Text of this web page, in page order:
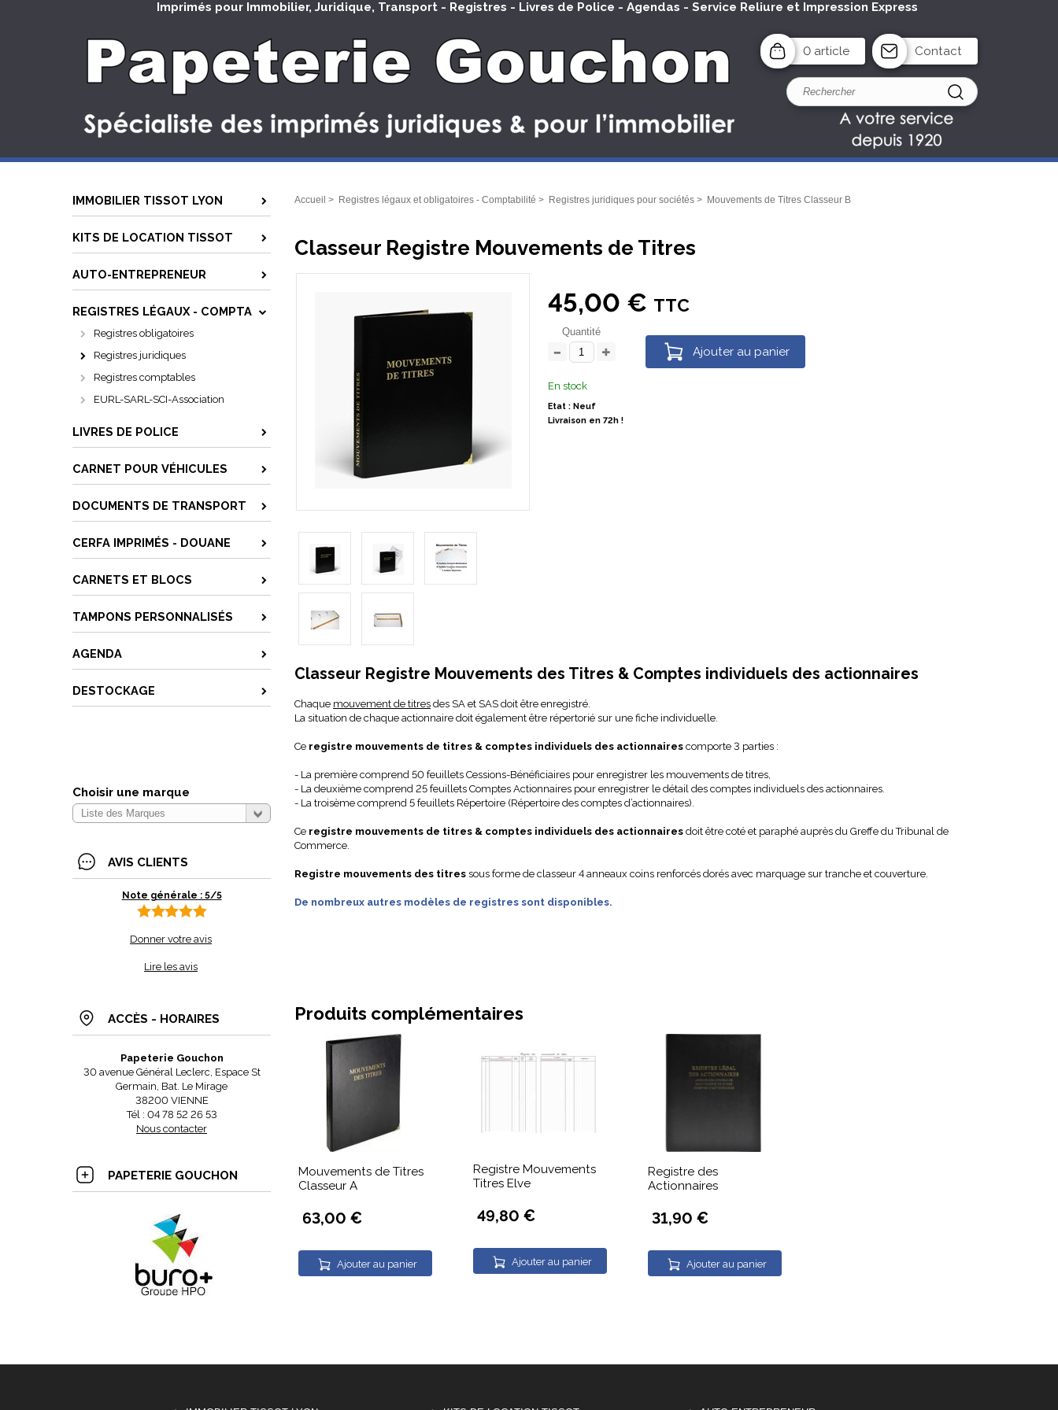
Imprimés pour Immobilier, Juridique, Transport - Registres - Livres de Police - Agendas - Service Reliure et Impression Express
0 article Contact
IMMOBILIER TISSOT LYON
KITS DE LOCATION TISSOT
AUTO-ENTREPRENEUR
REGISTRES LÉGAUX - COMPTA
Registres obligatoires
Registres juridiques
Registres comptables
EURL-SARL-SCI-Association
LIVRES DE POLICE
CARNET POUR VÉHICULES
DOCUMENTS DE TRANSPORT
CERFA IMPRIMÉS - DOUANE
CARNETS ET BLOCS
TAMPONS PERSONNALISÉS
AGENDA
DESTOCKAGE
Choisir une marque
AVIS CLIENTS
Note générale : 5/5
Donner votre avis
Lire les avis
ACCÈS - HORAIRES
Papeterie Gouchon
30 avenue Général Leclerc, Espace St
Germain, Bat. Le Mirage
38200 VIENNE
Tél : 04 78 52 26 53
Nous contacter
PAPETERIE GOUCHON
Accueil > Registres légaux et obligatoires - Comptabilité > Registres juridiques pour sociétés > Mouvements de Titres Classeur B
Classeur Registre Mouvements de Titres
45,00 € TTC
Quantité
Ajouter au panier
En stock
Etat : Neuf
Livraison en 72h !
Classeur Registre Mouvements des Titres & Comptes individuels des actionnaires
Chaque mouvement de titres des SA et SAS doit être enregistré.
La situation de chaque actionnaire doit également être répertorié sur une fiche individuelle.
Ce registre mouvements de titres & comptes individuels des actionnaires comporte 3 parties :
- La première comprend 50 feuillets Cessions-Bénéficiaires pour enregistrer les mouvements de titres,
- La deuxième comprend 25 feuillets Comptes Actionnaires pour enregistrer le détail des comptes individuels des actionnaires.
- La troisème comprend 5 feuillets Répertoire (Répertoire des comptes d’actionnaires).
Ce registre mouvements de titres & comptes individuels des actionnaires doit être coté et paraphé auprès du Greffe du Tribunal de
Commerce.
Registre mouvements des titres sous forme de classeur 4 anneaux coins renforcés dorés avec marquage sur tranche et couverture.
De nombreux autres modèles de registres sont disponibles.
Produits complémentaires
Mouvements de Titres
Classeur A
63,00 €
Ajouter au panier
Registre Mouvements
Titres Elve
49,80 €
Ajouter au panier
Registre des
Actionnaires
31,90 €
Ajouter au panier